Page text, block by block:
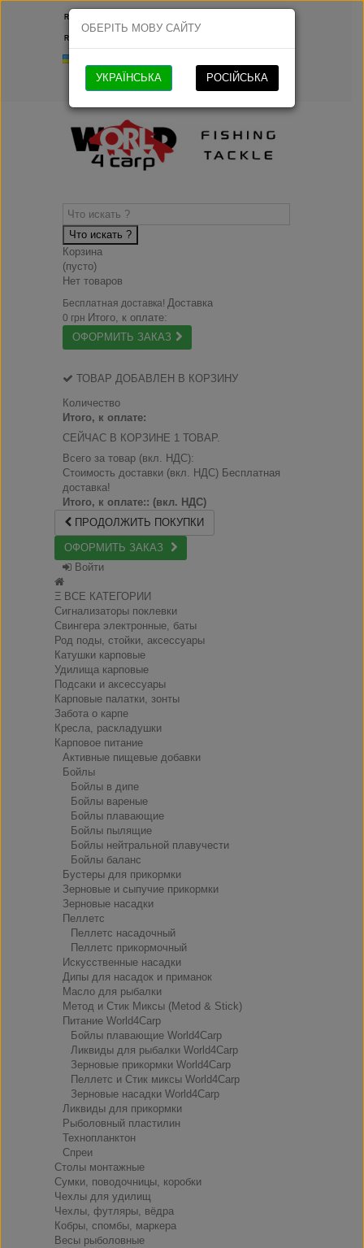
Что искать ?
Корзина
(пусто)
Нет товаров
Бесплатная доставка! Доставка
0 грн Итого, к оплате:
ОФОРМИТЬ ЗАКАЗ
ТОВАР ДОБАВЛЕН В КОРЗИНУ
Количество
Итого, к оплате:
СЕЙЧАС В КОРЗИНЕ 1 ТОВАР.
Всего за товар (вкл. НДС):
Стоимость доставки (вкл. НДС) Бесплатная
доставка!
Итого, к оплате:: (вкл. НДС)
ПРОДОЛЖИТЬ ПОКУПКИ
ОФОРМИТЬ ЗАКАЗ
Войти
Ξ ВСЕ КАТЕГОРИИ
Сигнализаторы поклевки
Свингера электронные, баты
Род поды, стойки, аксессуары
Катушки карповые
Удилища карповые
Подсаки и аксессуары
Карповые палатки, зонты
Забота о карпе
Кресла, раскладушки
Карповое питание
Активные пищевые добавки
Бойлы
Бойлы в дипе
Бойлы вареные
Бойлы плавающие
Бойлы пылящие
Бойлы нейтральной плавучести
Бойлы баланс
Бустеры для прикормки
Зерновые и сыпучие прикормки
Зерновые насадки
Пеллетс
Пеллетс насадочный
Пеллетс прикормочный
Искусственные насадки
Дипы для насадок и приманок
Масло для рыбалки
Метод и Стик Миксы (Metod & Stick)
Питание World4Carp
Бойлы плавающие World4Carp
Ликвиды для рыбалки World4Carp
Зерновые прикормки World4Carp
Пеллетс и Стик миксы World4Carp
Зерновые насадки World4Carp
Ликвиды для прикормки
Рыболовный пластилин
Технопланктон
Спреи
Столы монтажные
Сумки, поводочницы, коробки
Чехлы для удилищ
Чехлы, футляры, вёдра
Кобры, спомбы, маркера
Весы рыболовные
ОБЕРІТЬ МОВУ САЙТУ
УКРАЇНСЬКА РОСІЙСЬКА